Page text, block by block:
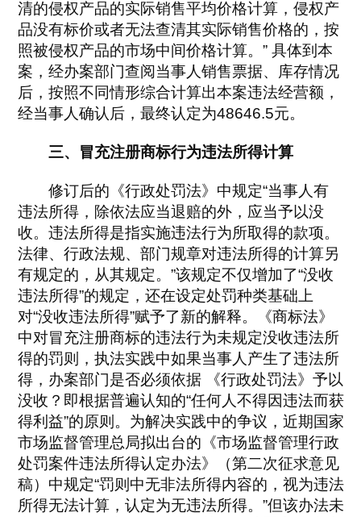
清的侵权产品的实际销售平均价格计算，侵权产
品没有标价或者无法查清其实际销售价格的，按
照被侵权产品的市场中间价格计算。” 具体到本
案，经办案部门查阅当事人销售票据、库存情况
后，按照不同情形综合计算出本案违法经营额，
经当事人确认后，最终认定为48646.5元。
三、冒充注册商标行为违法所得计算
修订后的《行政处罚法》中规定“当事人有
违法所得，除依法应当退赔的外，应当予以没
收。违法所得是指实施违法行为所取得的款项。
法律、行政法规、部门规章对违法所得的计算另
有规定的，从其规定。”该规定不仅增加了“没收
违法所得”的规定，还在设定处罚种类基础上
对“没收违法所得”赋予了新的解释。《商标法》
中对冒充注册商标的违法行为未规定没收违法所
得的罚则，执法实践中如果当事人产生了违法所
得，办案部门是否必须依据 《行政处罚法》予以
没收？即根据普遍认知的“任何人不得因违法而获
得利益”的原则。为解决实践中的争议，近期国家
市场监督管理总局拟出台的《市场监督管理行政
处罚案件违法所得认定办法》（第二次征求意见
稿）中规定“罚则中无非法所得内容的，视为违法
所得无法计算，认定为无违法所得。”但该办法未